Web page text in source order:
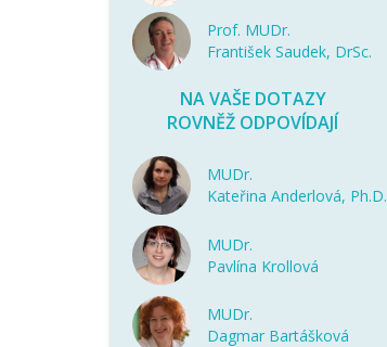
Prof. MUDr.
František Saudek, DrSc.
NA VAŠE DOTAZY
ROVNĚŽ ODPOVÍDAJÍ
MUDr.
Kateřina Anderlová, Ph.D.
MUDr.
Pavlína Krollová
MUDr.
Dagmar Bartášková